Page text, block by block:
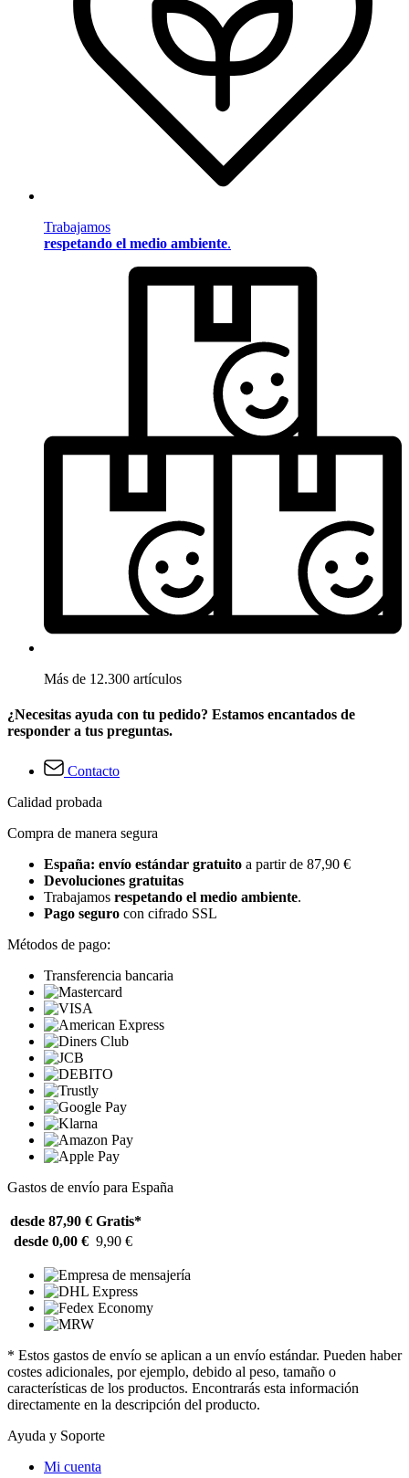
Trabajamos
respetando el medio ambiente.
Más de 12.300 artículos
¿Necesitas ayuda con tu pedido? Estamos encantados de
responder a tus preguntas.
Contacto
Calidad probada
Compra de manera segura
España: envío estándar gratuito a partir de 87,90 €
Devoluciones gratuitas
Trabajamos respetando el medio ambiente.
Pago seguro con cifrado SSL
Métodos de pago:
Transferencia bancaria
Gastos de envío para España
desde 87,90 € Gratis*
desde 0,00 € 9,90 €
* Estos gastos de envío se aplican a un envío estándar. Pueden haber
costes adicionales, por ejemplo, debido al peso, tamaño o
características de los productos. Encontrarás esta información
directamente en la descripción del producto.
Ayuda y Soporte
Mi cuenta